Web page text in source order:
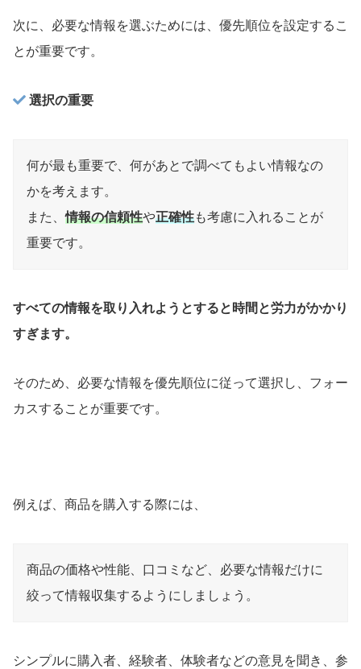
次に、必要な情報を選ぶためには、優先順位を設定するこ
とが重要です。
選択の重要
何が最も重要で、何があとで調べてもよい情報なの
かを考えます。
また、情報の信頼性や正確性も考慮に入れることが
重要です。
すべての情報を取り入れようとすると時間と労力がかかり
すぎます。
そのため、必要な情報を優先順位に従って選択し、フォー
カスすることが重要です。
例えば、商品を購入する際には、
商品の価格や性能、口コミなど、必要な情報だけに
絞って情報収集するようにしましょう。
シンプルに購入者、経験者、体験者などの意見を聞き、参